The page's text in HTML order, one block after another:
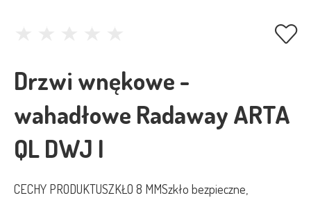
Drzwi wnękowe -
wahadłowe Radaway ARTA
QL DWJ I
CECHY PRODUKTUSZKŁO 8 MMSzkło bezpieczne,